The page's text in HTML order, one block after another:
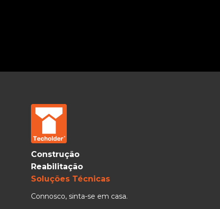
Construção
Reabilitação
Soluções Técnicas
Connosco, sinta-se em casa.